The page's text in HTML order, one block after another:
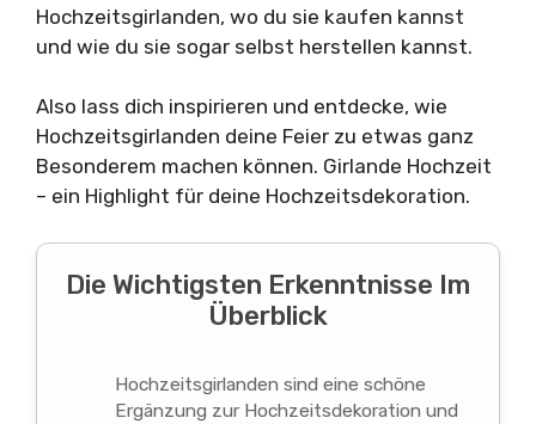
Hochzeitsgirlanden, wo du sie kaufen kannst
und wie du sie sogar selbst herstellen kannst.
Also lass dich inspirieren und entdecke, wie
Hochzeitsgirlanden deine Feier zu etwas ganz
Besonderem machen können. Girlande Hochzeit
– ein Highlight für deine Hochzeitsdekoration.
Die Wichtigsten Erkenntnisse Im
Überblick
Hochzeitsgirlanden sind eine schöne
Ergänzung zur Hochzeitsdekoration und